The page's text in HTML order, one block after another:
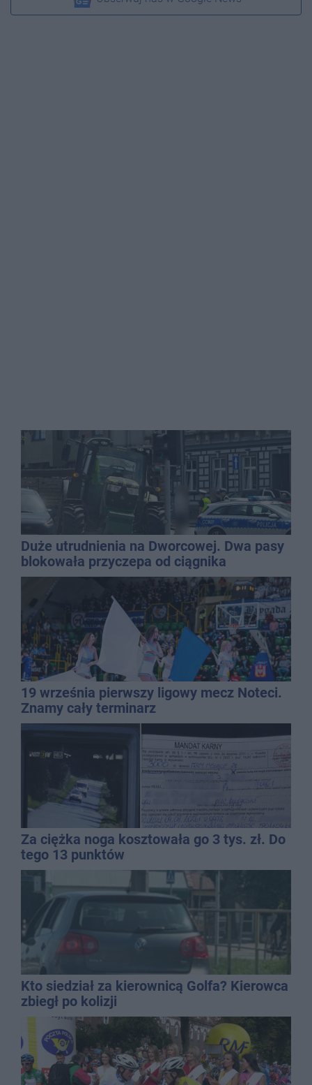
Duże utrudnienia na Dworcowej. Dwa pasy
blokowała przyczepa od ciągnika
19 września pierwszy ligowy mecz Noteci.
Znamy cały terminarz
Za ciężka noga kosztowała go 3 tys. zł. Do
tego 13 punktów
Kto siedział za kierownicą Golfa? Kierowca
zbiegł po kolizji